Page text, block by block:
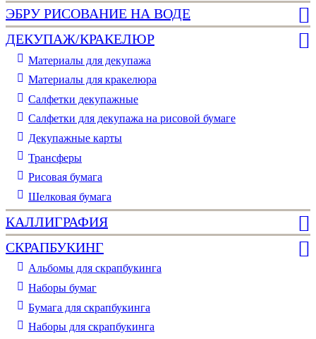
ЭБРУ РИСОВАНИЕ НА ВОДЕ
ДЕКУПАЖ/КРАКЕЛЮР
Материалы для декупажа
Материалы для кракелюра
Cалфетки декупажные
Салфетки для декупажа на рисовой бумаге
Декупажные карты
Трансферы
Рисовая бумага
Шелковая бумага
КАЛЛИГРАФИЯ
СКРАПБУКИНГ
Альбомы для скрапбукинга
Наборы бумаг
Бумага для скрапбукинга
Наборы для скрапбукинга